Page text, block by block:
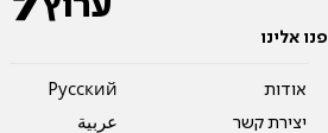
פנו אלינו
אודות
יצירת קשר
Pусский
عربية